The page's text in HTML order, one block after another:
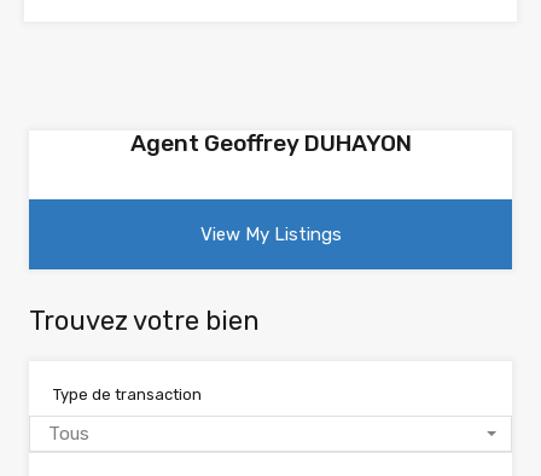
Agent Geoffrey DUHAYON
View My Listings
Trouvez votre bien
Type de transaction
Tous